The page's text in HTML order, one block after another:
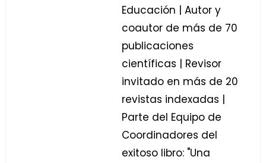
Educación | Autor y
coautor de más de 70
publicaciones
científicas | Revisor
invitado en más de 20
revistas indexadas |
Parte del Equipo de
Coordinadores del
exitoso libro: "Una